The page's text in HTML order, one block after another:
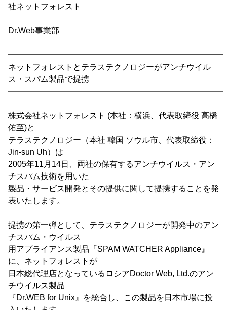
社ネットフォレスト
Dr.Web事業部
ネットフォレストとテラステクノロジーがアンチウイル
ス・スパム製品で提携
株式会社ネットフォレスト (本社：横浜、代表取締役 高橋
佑至)と
テラステクノロジー（本社 韓国 ソウル市、代表取締役：
Jin-sun Uh）は
2005年11月14日、両社の保有するアンチウイルス・アン
チスパム技術を用いた
製品・サービス開発とその提供に関して提携することを発
表いたします。
提携の第一弾として、テラステクノロジーが開発中のアン
チスパム・ウイルス
用アプライアンス製品『SPAM WATCHER Appliance』
に、ネットフォレストが
日本総代理店となっているロシアDoctor Web, Ltd.のアン
チウイルス製品
『Dr.WEB for Unix』を統合し、この製品を日本市場に投